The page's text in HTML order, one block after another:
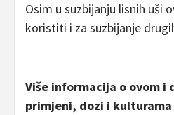
Osim u suzbijanju lisnih uši
koristiti i za suzbijanje
Više informacija o ovom i
primjeni, dozi i